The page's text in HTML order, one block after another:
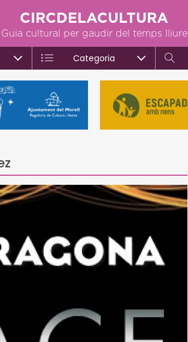
CIRCDELACULTURA
Guia cultural per gaudir del temps lliure
Categoria